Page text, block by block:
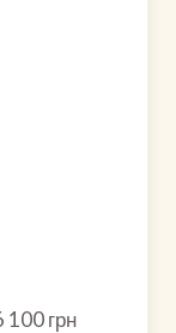
100 грн